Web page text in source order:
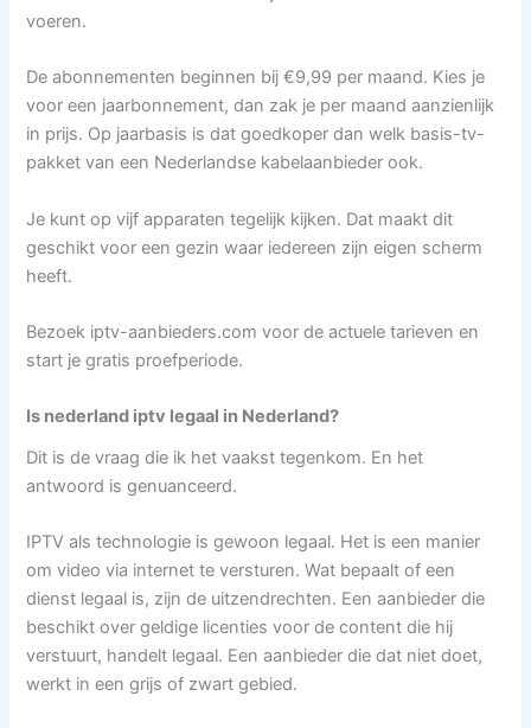
voeren.
De abonnementen beginnen bij €9,99 per maand. Kies je
voor een jaarbonnement, dan zak je per maand aanzienlijk
in prijs. Op jaarbasis is dat goedkoper dan welk basis-tv-
pakket van een Nederlandse kabelaanbieder ook.
Je kunt op vijf apparaten tegelijk kijken. Dat maakt dit
geschikt voor een gezin waar iedereen zijn eigen scherm
heeft.
Bezoek iptv-aanbieders.com voor de actuele tarieven en
start je gratis proefperiode.
Is nederland iptv legaal in Nederland?
Dit is de vraag die ik het vaakst tegenkom. En het
antwoord is genuanceerd.
IPTV als technologie is gewoon legaal. Het is een manier
om video via internet te versturen. Wat bepaalt of een
dienst legaal is, zijn de uitzendrechten. Een aanbieder die
beschikt over geldige licenties voor de content die hij
verstuurt, handelt legaal. Een aanbieder die dat niet doet,
werkt in een grijs of zwart gebied.